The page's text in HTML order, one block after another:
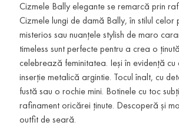
Cizmele Bally elegante se remarcă prin
Cizmele lungi de damă Bally, în stilul
misterios sau nuanțele stylish de maro
timeless sunt perfecte pentru a crea o
celebrează feminitatea. Ieși în evidență
inserție metalică argintie. Tocul înalt, cu
fustă sau o rochie mini. Botinele cu toc
rafinament oricărei ținute. Descoperă și
outfit de seară.